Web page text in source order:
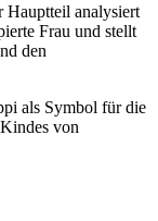
Hauptteil analysiert
Frau und stellt
den
als Symbol für die
von